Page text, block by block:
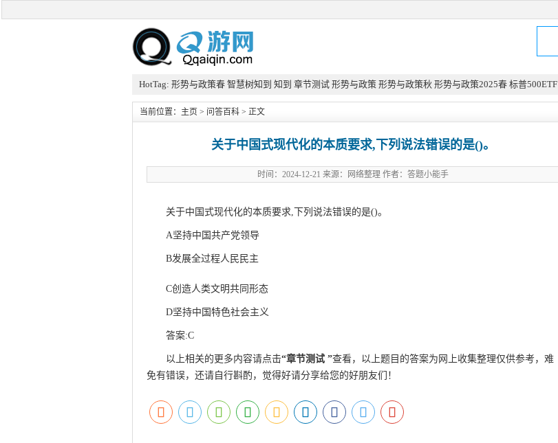
HotTag: 形势与政策春 智慧树知到 知到 章节测试 形势与政策 形势与政策秋 形势与政策2025春 标普500ETF
当前位置： 主页 > 问答百科 > 正文
关于中国式现代化的本质要求,下列说法错误的是()。
时间：2024-12-21 来源：网络整理 作者：答题小能手
关于中国式现代化的本质要求,下列说法错误的是()。
A坚持中国共产党领导
B发展全过程人民民主
C创造人类文明共同形态
D坚持中国特色社会主义
答案:C
以上相关的更多内容请点击“章节测试 ”查看，以上题目的答案为网上收集整理仅供参考，难
免有错误，还请自行斟酌，觉得好请分享给您的好朋友们！